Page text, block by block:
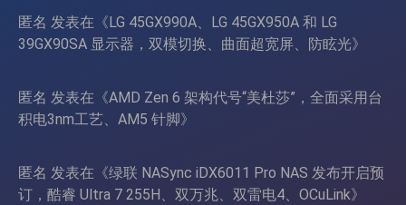
匿名 发表在《LG 45GX990A、LG 45GX950A 和 LG
39GX90SA 显示器，双模切换、曲面超宽屏、防眩光》
匿名 发表在《AMD Zen 6 架构代号“美杜莎”，全面采用台
积电3nm工艺、AM5 针脚》
匿名 发表在《绿联 NASync iDX6011 Pro NAS 发布开启预
订，酷睿 Ultra 7 255H、双万兆、双雷电4、OCuLink》